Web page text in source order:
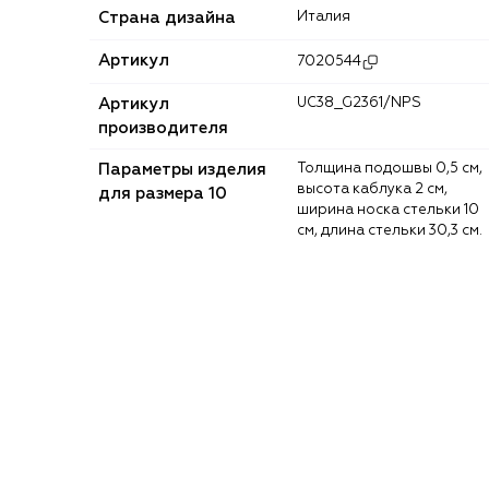
Страна дизайна Италия
Артикул 7020544
Артикул
производителя
UC38_G2361/NPS
Параметры изделия
для размера 10
высота каблука 2 см,
ширина носка стельки 10
см, длина стельки 30,3 см.